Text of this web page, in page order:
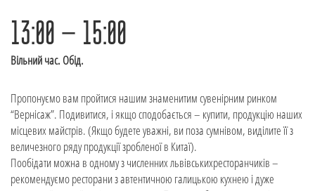
13:00 – 15:00
Вільний час. Обід.
Пропонуємо вам пройтися нашим знаменитим сувенірним ринком
“Вернісаж”. Подивитися, і якщо сподобається – купити, продукцію наших
місцевих майстрів. (Якщо будете уважні, ви поза сумнівом, виділите її з
величезного ряду продукції зробленої в Китаї).
Пообідати можна в одному з численних львівськихресторанчиків –
рекомендуємо ресторани з автентичною галицькою кухнею і дуже